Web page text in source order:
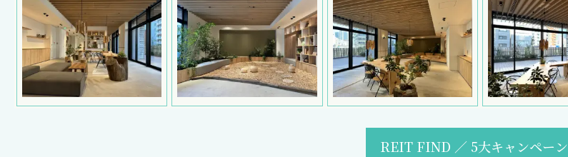
REIT FIND ／ 5大キャンペーン